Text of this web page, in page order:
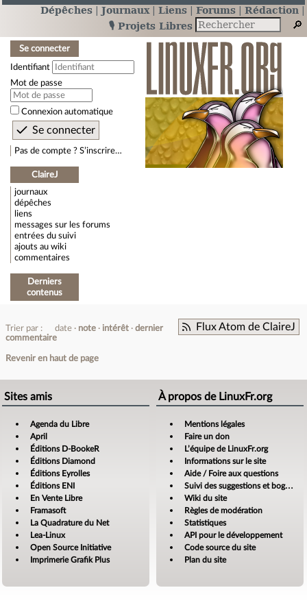
Dépêches Journaux Liens Forums
Rédaction
🎙️ Projets Libres
Se connecter
Identifiant
Mot de passe
Connexion automatique
Pas de compte ? S’inscrire…
ClaireJ
journaux
dépêches
liens
messages sur les forums
entrées du suivi
ajouts au wiki
commentaires
Derniers
contenus
Flux Atom de ClaireJ
Trier par : date note intérêt
dernier
commentaire
Revenir en haut de page
Sites amis
Agenda du Libre
April
Éditions D-BookeR
Éditions Diamond
Éditions Eyrolles
Éditions ENI
En Vente Libre
Framasoft
La Quadrature du Net
Lea-Linux
Open Source Initiative
Imprimerie Grafik Plus
À propos de LinuxFr.org
Mentions légales
Faire un don
L’équipe de LinuxFr.org
Informations sur le site
Aide / Foire aux questions
Suivi des suggestions et bogues
Wiki du site
Règles de modération
Statistiques
API pour le développement
Code source du site
Plan du site